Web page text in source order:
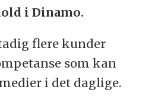
i Dinamo.
flere kunder
som kan
i det daglige.